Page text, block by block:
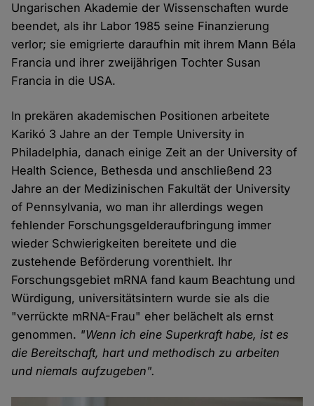
Ungarischen Akademie der Wissenschaften wurde
beendet, als ihr Labor 1985 seine Finanzierung
verlor; sie emigrierte daraufhin mit ihrem Mann Béla
Francia und ihrer zweijährigen Tochter Susan
Francia in die USA.
In prekären akademischen Positionen arbeitete
Karikó 3 Jahre an der Temple University in
Philadelphia, danach einige Zeit an der University of
Health Science, Bethesda und anschließend 23
Jahre an der Medizinischen Fakultät der University
of Pennsylvania, wo man ihr allerdings wegen
fehlender Forschungsgelderaufbringung immer
wieder Schwierigkeiten bereitete und die
zustehende Beförderung vorenthielt. Ihr
Forschungsgebiet mRNA fand kaum Beachtung und
Würdigung, universitätsintern wurde sie als die
"verrückte mRNA-Frau" eher belächelt als ernst
genommen. "Wenn ich eine Superkraft habe, ist es
die Bereitschaft, hart und methodisch zu arbeiten
und niemals aufzugeben".